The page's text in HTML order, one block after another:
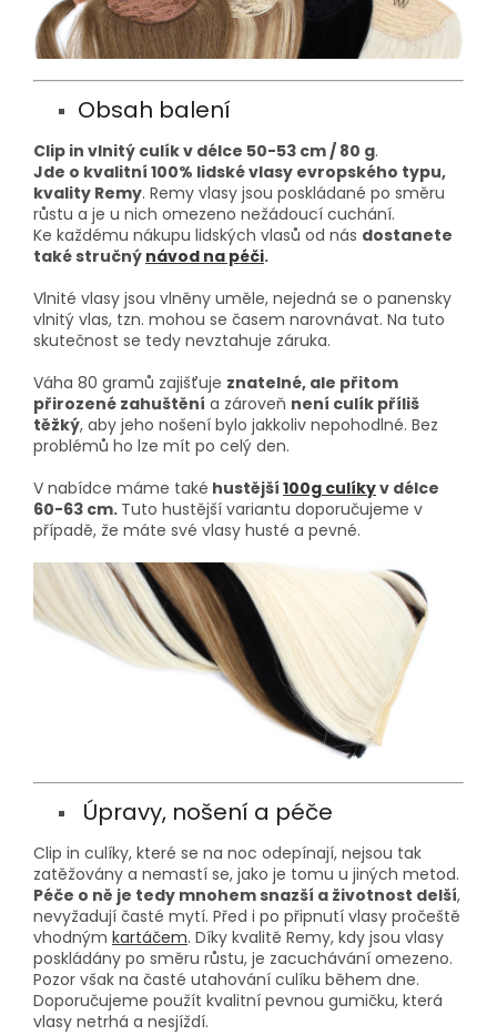
Obsah balení
Clip in vlnitý culík v délce 50-53 cm / 80 g.
Jde o kvalitní 100% lidské vlasy evropského typu,
kvality Remy. Remy vlasy jsou poskládané po směru
růstu a je u nich omezeno nežádoucí cuchání.
Ke každému nákupu lidských vlasů od nás dostanete
také stručný návod na péči.
Vlnité vlasy jsou vlněny uměle, nejedná se o panensky
vlnitý vlas, tzn. mohou se časem narovnávat. Na tuto
skutečnost se tedy nevztahuje záruka.
Váha 80 gramů zajišťuje znatelné, ale přitom
přirozené zahuštění a zároveň není culík příliš
těžký, aby jeho nošení bylo jakkoliv nepohodlné. Bez
problémů ho lze mít po celý den.
V nabídce máme také hustější 100g culíkyv délce
60-63 cm. Tuto hustější variantu doporučujeme v
případě, že máte své vlasy husté a pevné.
Úpravy, nošení a péče
Clip in culíky, které se na noc odepínají, nejsou tak
zatěžovány a nemastí se, jako je tomu u jiných metod.
Péče o ně je tedy mnohem snazší a životnost delší,
nevyžadují časté mytí. Před i po připnutí vlasy pročeště
vhodným kartáčem. Díky kvalitě Remy, kdy jsou vlasy
poskládány po směru růstu, je zacuchávání omezeno.
Pozor však na časté utahování culíku během dne.
Doporučujeme použít kvalitní pevnou gumičku, která
vlasy netrhá a nesjíždí.